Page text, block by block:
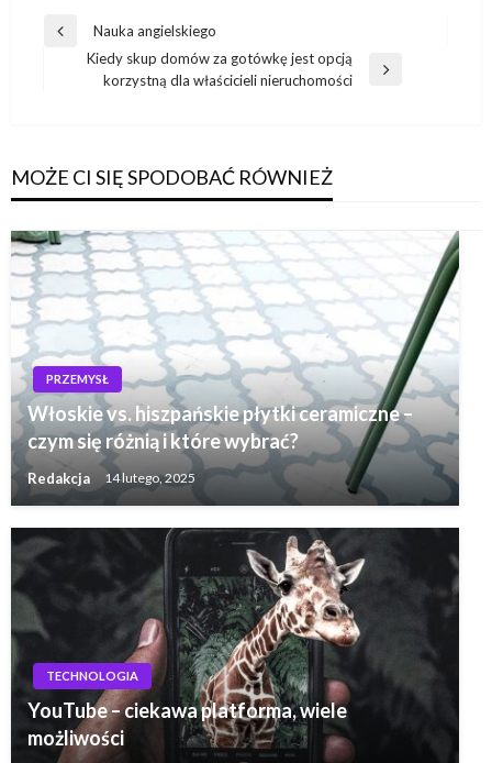
Nawigacja
wpisu
Poprzedni
Nauka angielskiego
Następny
Kiedy skup domów za gotówkę jest opcją
korzystną dla właścicieli nieruchomości
MOŻE CI SIĘ SPODOBAĆ RÓWNIEŻ
PRZEMYSŁ
Włoskie vs. hiszpańskie płytki ceramiczne –
czym się różnią i które wybrać?
Redakcja 14 lutego, 2025
TECHNOLOGIA
YouTube – ciekawa platforma, wiele
możliwości